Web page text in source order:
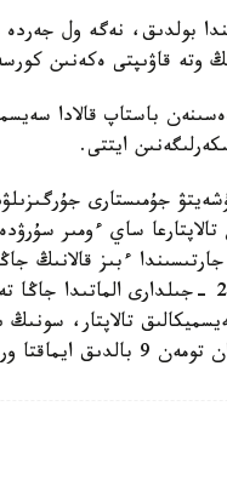
بولدىق، نەگە ول
وتە قاۋىپتى ەكەنىن
2021 -جىلدىڭ 1-شىلدەسىنەن
ايتتى.
جۇمىستارى
ءبىز قالانىڭ
جوسپارعا كەلەتىن بولساق، 2020-2021 -
تالاپتار،